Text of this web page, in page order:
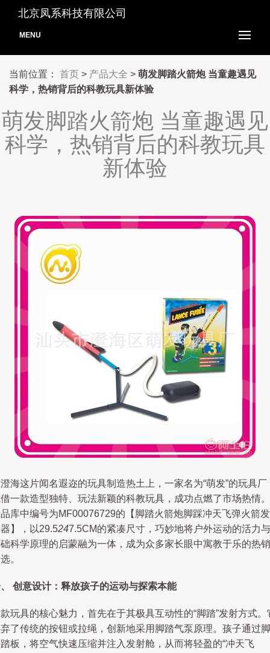
北京凤系科技有限公司
MENU
当前位置： 首页 > 产品大全 > 萌发脚踏火箭炮 当童趣遇见
科学，热销背后的科教玩具新体验
萌发脚踏火箭炮 当童趣遇见
科学，热销背后的科教玩具
新体验
海这片闻名遐迩的玩具制造热土上，一家名为“萌发”的玩具厂
一款造型独特、玩法新颖的科教玩具，成功点燃了市场热情。
库中编号为MF00076729的【脚踏火箭炮脚踩冲天飞弹火箭发
】，以29.5247.5CM的紧凑尺寸，巧妙地将户外运动的活力与
科学原理的启蒙融为一体，成为众多家长眼中寓教于乐的热销
。
创意设计：释放孩子的运动与探索本能
玩具的核心魅力，首先在于其极具互动性的“脚踏”发射方式。
了传统的按钮或拉绳，创新地采用脚踏气泵原理。孩子通过脚
板，将空气快速压缩并注入发射舱，从而将轻盈的“冲天飞